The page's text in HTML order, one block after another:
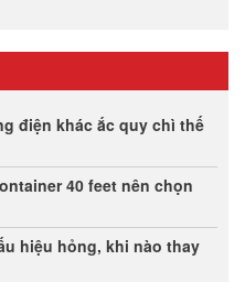
điện khác ắc quy chì thế
40 feet nên chọn
hiệu hỏng, khi nào thay